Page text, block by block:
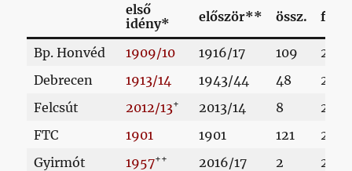
első
idény*
először** össz.
Bp. Honvéd 1909/10 1916/17 109
Debrecen
1913/14 1943/44 48
Felcsút
2012/13+ 2013/14 8
FTC
1901 1901 121
Gyirmót
1957++ 2016/17 2